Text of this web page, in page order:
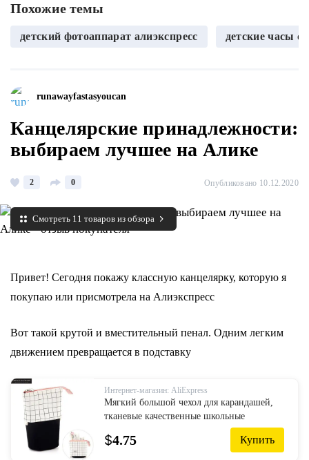
Похожие темы
детский фотоаппарат алиэкспресс детские часы с
runawayfastasyoucan
Канцелярские принадлежности:
выбираем лучшее на Алике
2 0 Опубликовано 10.12.2020
Смотреть 11 товаров из обзора
Привет! Сегодня покажу классную канцелярку, которую я
покупаю или присмотрела на Алиэкспресс
Вот такой крутой и вместительный пенал. Одним легким
движением превращается в подставку
Интернет-магазин: AliExpress
Мягкий большой чехол для карандашей,
тканевые качественные школьные
принадлежности, пенал, канцелярские
принадлежности, подарок, школьный ...
$4.75 Купить